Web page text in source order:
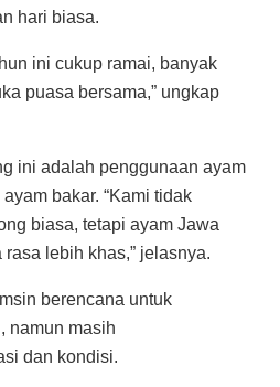
hari biasa.
ini cukup ramai, banyak
puasa bersama,” ungkap
ini adalah penggunaan ayam
bakar. “Kami tidak
biasa, tetapi ayam Jawa
lebih khas,” jelasnya.
berencana untuk
namun masih
dan kondisi.